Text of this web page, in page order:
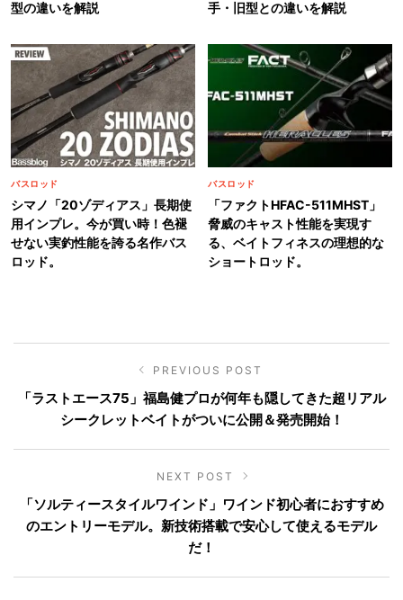
型の違いを解説
手・旧型との違いを解説
シマノ「20ゾディアス」長期使
用インプレ。今が買い時！色褪
せない実釣性能を誇る名作バス
ロッド。
バスロッド
「ファクトHFAC-511MHST」
脅威のキャスト性能を実現す
る、ベイトフィネスの理想的な
ショートロッド。
バスロッド
PREVIOUS POST
「ラストエース75」福島健プロが何年も隠してきた超リアル
シークレットベイトがついに公開＆発売開始！
NEXT POST
「ソルティースタイルワインド」ワインド初心者におすすめ
のエントリーモデル。新技術搭載で安心して使えるモデル
だ！